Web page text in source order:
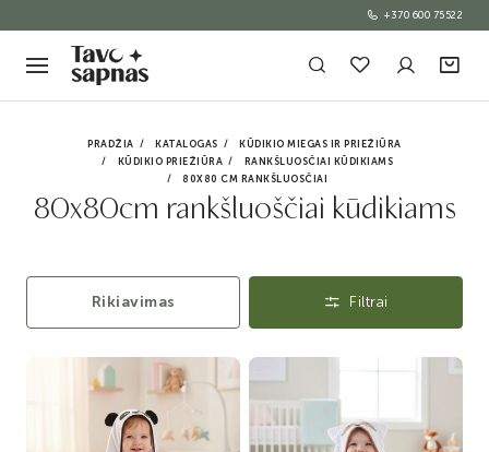
+370 600 75522
PRADŽIA KATALOGAS
KŪDIKIO MIEGAS IR PRIEŽIŪRA
KŪDIKIO PRIEŽIŪRA
RANKŠLUOSČIAI KŪDIKIAMS
80X80 CM RANKŠLUOSČIAI
80x80cm rankšluoščiai kūdikiams
Rikiavimas Filtrai